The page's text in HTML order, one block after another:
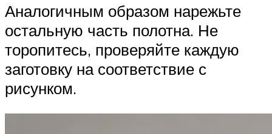
Аналогичным образом нарежьте
остальную часть полотна. Не
торопитесь, проверяйте каждую
заготовку на соответствие с
рисунком.